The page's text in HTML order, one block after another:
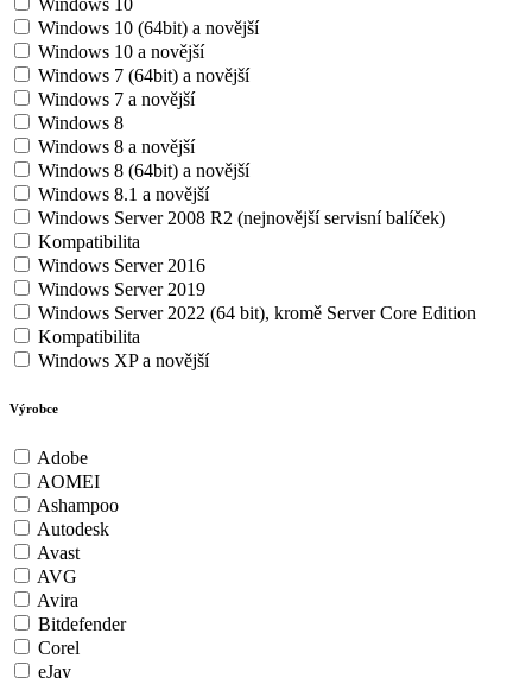
Windows 10 (64bit) a novější
Windows 10 a novější
Windows 7 (64bit) a novější
Windows 7 a novější
Windows 8
Windows 8 a novější
Windows 8 (64bit) a novější
Windows 8.1 a novější
Windows Server 2008 R2 (nejnovější servisní balíček)
Kompatibilita
Windows Server 2016
Windows Server 2019
Windows Server 2022 (64 bit), kromě Server Core Edition
Kompatibilita
Windows XP a novější
Výrobce
Adobe
AOMEI
Ashampoo
Autodesk
Avast
AVG
Avira
Bitdefender
Corel
eJay